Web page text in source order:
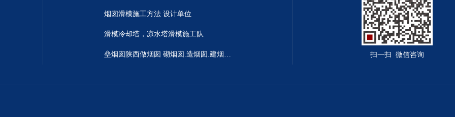
烟囱滑模施工方法 设计单位
滑模冷却塔，凉水塔滑模施工队
垒烟囱陕西做烟囱 砌烟囱.造烟囱.建烟囱公司 扫一扫 微信咨询